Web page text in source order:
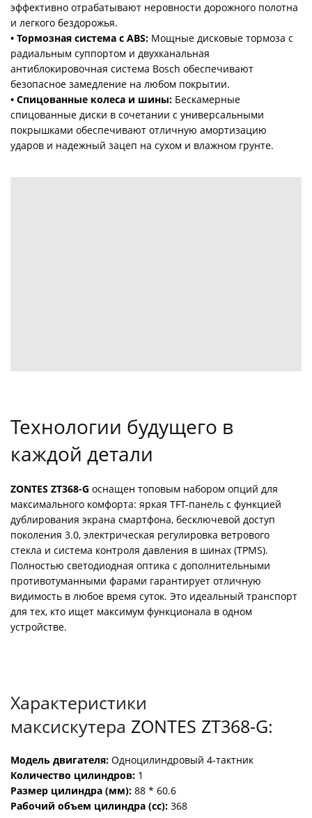
эффективно отрабатывают неровности дорожного полотна
и легкого бездорожья.
• Тормозная система с ABS: Мощные дисковые тормоза с
радиальным суппортом и двухканальная
антиблокировочная система Bosch обеспечивают
безопасное замедление на любом покрытии.
• Спицованные колеса и шины: Бескамерные
спицованные диски в сочетании с универсальными
покрышками обеспечивают отличную амортизацию
ударов и надежный зацеп на сухом и влажном грунте.
Технологии будущего в
каждой детали
ZONTES ZT368-G оснащен топовым набором опций для
максимального комфорта: яркая TFT-панель с функцией
дублирования экрана смартфона, бесключевой доступ
поколения 3.0, электрическая регулировка ветрового
стекла и система контроля давления в шинах (TPMS).
Полностью светодиодная оптика с дополнительными
противотуманными фарами гарантирует отличную
видимость в любое время суток. Это идеальный транспорт
для тех, кто ищет максимум функционала в одном
устройстве.
Характеристики
максискутера ZONTES ZT368-G:
Модель двигателя: Одноцилиндровый 4-тактник
Количество цилиндров: 1
Размер цилиндра (мм): 88 * 60.6
Рабочий объем цилиндра (cc): 368